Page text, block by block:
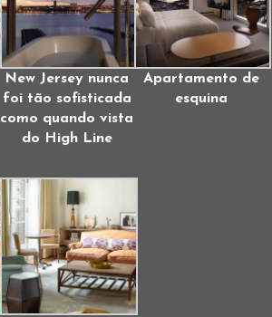
New Jersey nunca
foi tão sofisticada
como quando vista
do High Line
Apartamento de
esquina